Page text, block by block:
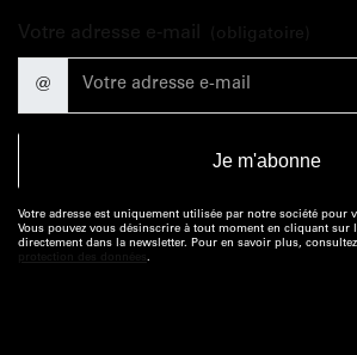
Votre adresse e-mail (obligatoire)
@
Votre adresse est uniquement utilisée par notre société pour
Vous pouvez vous désinscrire à tout moment en cliquant sur
directement dans la newsletter. Pour en savoir plus,
protection des données .